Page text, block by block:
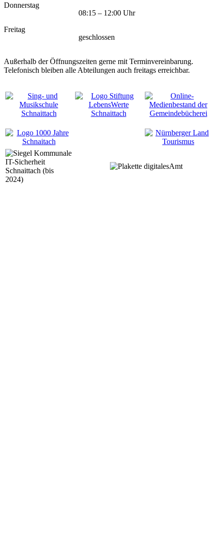
Donnerstag
08:15 – 12:00 Uhr
Freitag
geschlossen
Außerhalb der Öffnungszeiten gerne mit Terminvereinbarung.
Telefonisch bleiben alle Abteilungen auch freitags erreichbar.